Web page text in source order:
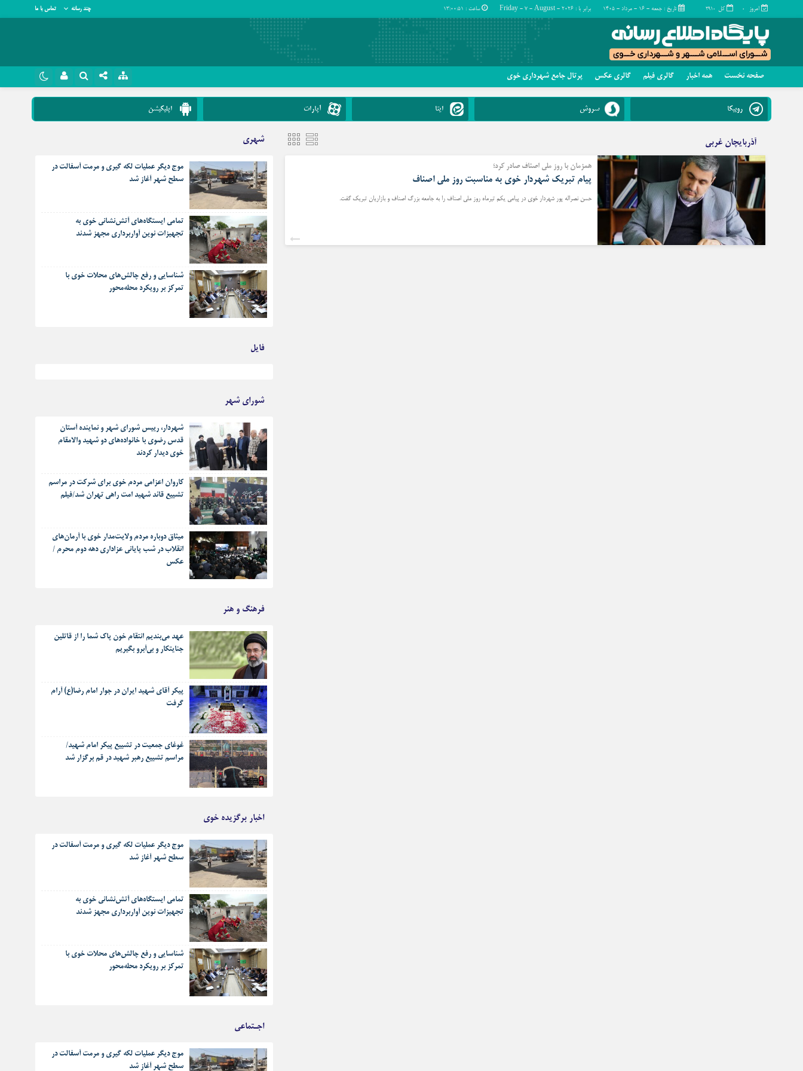
کل ۲۹۱۰ امروز ۰ تاریخ : جمعه - ۱۶ - مرداد - ۱۴۰۵ برابر با : Friday - 7 - August - 2026 ساعت : 13:00:52 چند رسانه تماس با ما
صفحه نخست همه اخبار گالری فیلم گالری عکس پرتال جامع شهرداری خوی
روبیکا
سروش
آپارات
نام کاربری یا نشانی ایمیل
رمز عبور
مرا به خاطر بسپار
چند رسانه
گالری فیلم
گالری عکس
تماس با ما
روبیکا سروش ایتا آپارات اپلیکیشن
آذربایچان غربی
همزمان با روز ملی اصناف صادر کرد؛
پیام تبریک شهردار خوی به مناسبت روز ملی اصناف
حسن نصراله پور شهردار خوی در پیامی یکم تیرماه روز ملی اصناف را به جامعه بزرگ اصناف و بازاریان تبریک گفت.
شهری
موج دیگر عملیات لکه گیری و مرمت آسفالت در
سطح شهر آغاز شد
تمامی ایستگاه‌های آتش‌نشانی خوی به
تجهیزات نوین آواربرداری مجهز شدند
شناسایی و رفع چالش‌های محلات خوی با
تمرکز بر رویکرد محله‌محور
فایل
شورای شهر
شهردار، رییس شورای شهر و نماینده آستان
قدس رضوی با خانواده‌های دو شهید والامقام
خوی دیدار کردند
کاروان اعزامی مردم خوی برای شرکت در مراسم
تشییع قائد شهید امت راهی تهران شد/فیلم
میثاق دوباره مردم ولایت‌مدار خوی با آرمان‌های
انقلاب در شب پایانی عزاداری دهه دوم محرم /
عکس
فرهنگ و هنر
عهد می‌بندیم انتقام خون پاک شما را از قاتلین
جنایتکار و بی‌آبرو بگیریم
پیکر آقای شهید ایران در جوار امام رضا(ع) آرام
گرفت
غوغای جمعیت در تشییع پیکر امام شهید/
مراسم تشییع رهبر شهید در قم برگزار شد
اخبار برگزیده خوی
موج دیگر عملیات لکه گیری و مرمت آسفالت در
سطح شهر آغاز شد
تمامی ایستگاه‌های آتش‌نشانی خوی به
تجهیزات نوین آواربرداری مجهز شدند
شناسایی و رفع چالش‌های محلات خوی با
تمرکز بر رویکرد محله‌محور
اجـتماعی
موج دیگر عملیات لکه گیری و مرمت آسفالت در
سطح شهر آغاز شد